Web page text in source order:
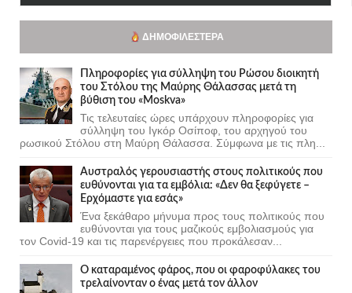
ΔΗΜΟΦΙΛΈΣΤΕΡΑ
Πληροφορίες για σύλληψη του Ρώσου διοικητή
του Στόλου της Mαύρης Θάλασσας μετά τη
βύθιση του «Moskva»
Τις τελευταίες ώρες υπάρχουν πληροφορίες για
σύλληψη του Ιγκόρ Οσίποφ, του αρχηγού του
ρωσικού Στόλου στη Μαύρη Θάλασσα. Σύμφωνα με τις πλη...
Αυστραλός γερουσιαστής στους πολιτικούς που
ευθύνονται για τα εμβόλια: «Δεν θα ξεφύγετε –
Ερχόμαστε για εσάς»
Ένα ξεκάθαρο μήνυμα προς τους πολιτικούς που
ευθύνονται για τους μαζικούς εμβολιασμούς για
τον Covid-19 και τις παρενέργειες που προκάλεσαν...
Ο καταραμένος φάρος, που οι φαροφύλακες του
τρελαίνονταν ο ένας μετά τον άλλον